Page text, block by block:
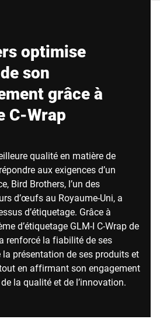
optimise
son
grâce à
C-Wrap
qualité en matière de
aux exigences d’un
Bird Brothers, l’un des
d’œufs au Royaume-Uni, a
d’étiquetage. Grâce à
d’étiquetage GLM-I C-Wrap de
renforcé la fiabilité de ses
présentation de ses produits et
en affirmant son engagement
la qualité et de l’innovation.